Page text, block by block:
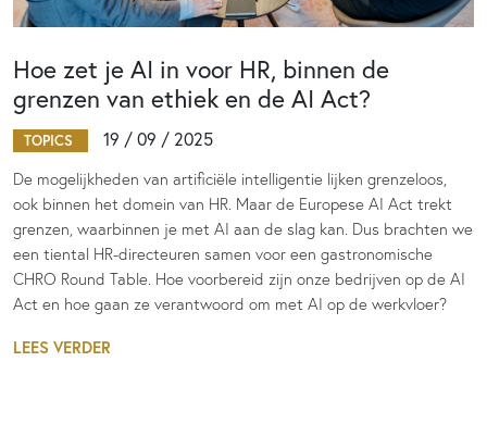
Hoe zet je AI in voor HR, binnen de
grenzen van ethiek en de AI Act?
TOPICS 19 / 09 / 2025
De mogelijkheden van artificiële intelligentie lijken grenzeloos,
ook binnen het domein van HR. Maar de Europese AI Act trekt
grenzen, waarbinnen je met AI aan de slag kan. Dus brachten we
een tiental HR-directeuren samen voor een gastronomische
CHRO Round Table. Hoe voorbereid zijn onze bedrijven op de AI
Act en hoe gaan ze verantwoord om met AI op de werkvloer?
LEES VERDER